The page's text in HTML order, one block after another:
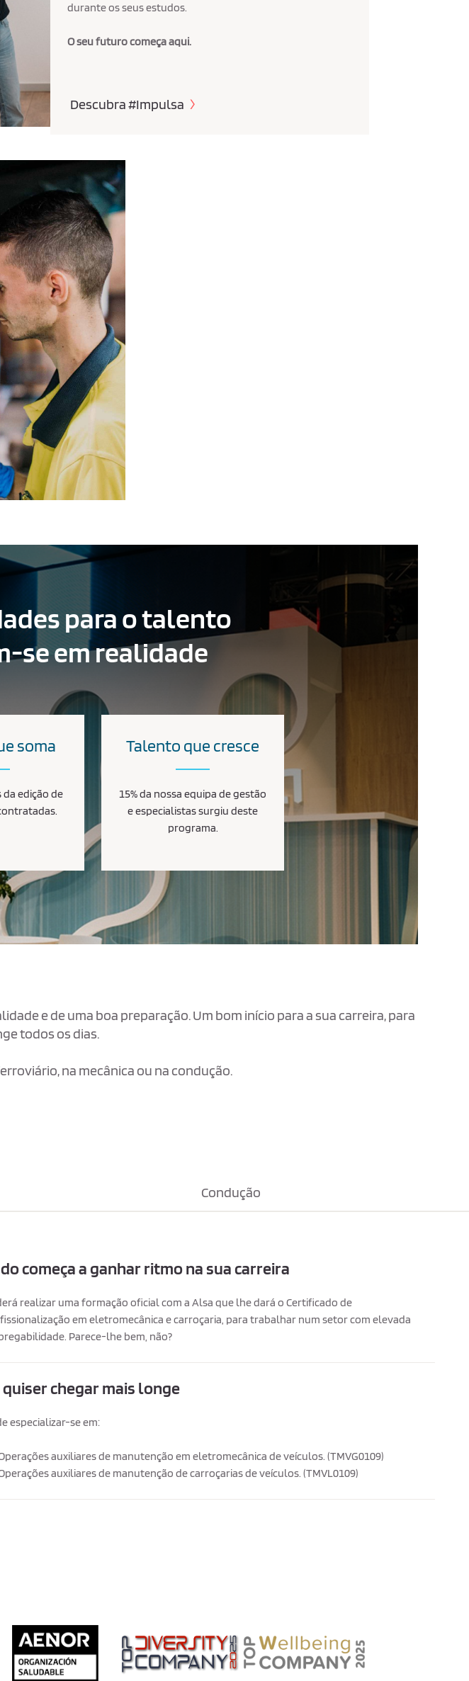
durante os seus estudos.
O seu futuro começa aqui.
Descubra #Impulsa
para o talento
se em realidade
soma
da edição de
Talento que cresce
15% da nossa equipa de gestão
e especialistas surgiu deste
programa.
e de uma boa preparação. Um bom início para a sua carreira, para
todos os dias.
na mecânica ou na condução.
Condução
começa a ganhar ritmo na sua carreira
realizar uma formação oficial com a Alsa que lhe dará o Certificado de
em eletromecânica e carroçaria, para trabalhar num setor com elevada
Parece-lhe bem, não?
quiser chegar mais longe
especializar-se em:
auxiliares de manutenção em eletromecânica de veículos. (TMVG0109)
auxiliares de manutenção de carroçarias de veículos. (TMVL0109)